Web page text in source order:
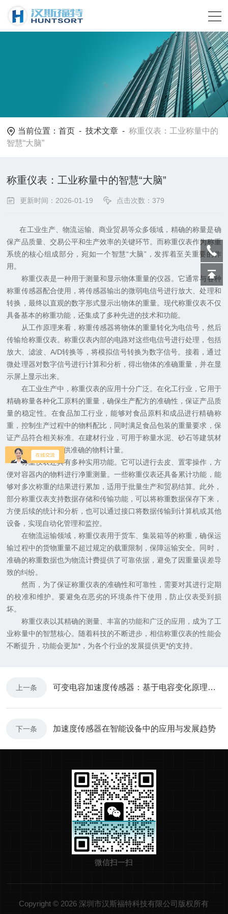
当前位置：首页 -技术文章 -称重仪表：工业称量中的
智慧“大脑”
称重仪表：工业称量中的智慧“大脑”
更新时间：2026-01-19 点击次数：379
在工业生产、物流运输、商业贸易等众多领域，精确的称量是确
保产品质量、交易公平和生产效率的关键环节。而称重仪表作为称重
系统的核心组成部分，宛如一个智慧“大脑”，发挥着至关重要的作
用。
称重仪表是一种用于测量和显示物体重量的仪器。它通常与各种
称重传感器配合使用，将传感器输出的微弱电信号进行放大、处理和
转换，最终以直观的数字形式显示出物体的重量。现代称重仪表不仅
具备基本的称重功能，还集成了多种先进的技术和功能。
从工作原理来看，称重传感器将物体的重量转化为电信号，然后
传输给称重仪表。称重仪表内部的电路对这些电信号进行处理，包括
放大、滤波、A/D转换等，将模拟信号转换为数字信号。接着，通过
微处理器对数字信号进行计算和分析，得出物体的准确重量，并在显
示屏上显示出来。
在工业生产中，称重仪表的应用十分广泛。在化工行业，它用于
精确称量各种化工原料的重量，确保生产配方的准确性，保证产品质
量的稳定性。在食品加工行业，能够对食品原料和成品进行精确称
重，控制生产过程中的物料配比，同时满足食品包装的重量要求，保
证产品符合相关标准。在建材行业，可用于称量水泥、砂石等建筑材
料，为建筑施工提供准确的物料计量。
称重仪表还具有多种实用功能。它可以进行去皮、置零操作，方
便对容器内的物料进行净重测量。一些称重仪表还具备累计功能，能
够对多次称重的结果进行累加，适用于批量生产和贸易结算。此外，
部分称重仪表支持数据存储和传输功能，可以将称重数据保存下来，
方便后续的统计和分析，也可以通过接口将数据传输到计算机或其他
设备，实现自动化管理和监控。
在物流运输领域，称重仪表用于货车、集装箱等的称重，确保运
输过程中的货物重量不超过规定的载重限制，保障运输安全。同时，
准确的称重数据也为物流计费提供了可靠依据，避免了因重量误差导
致的纠纷。
然而，为了保证称重仪表的准确性和可靠性，需要对其进行定期
的校准和维护。要避免在恶劣的环境条件下使用，防止仪表受到损
坏。
称重仪表以其精确的测量、丰富的功能和广泛的应用，成为了工
业称量中的智慧核心。随着科技的不断进步，相信称重仪表的性能会
不断提升，功能会更加*，为各个行业的发展提供更*的支持。
上一条 可变电容加速度传感器：基于电容变化原理的非接触式惯性传感器
下一条 加速度传感器在智能设备中的应用与发展趋势
微信扫一扫
Copyright © 2026 深圳市汉斯福特科技有限公司版权所有